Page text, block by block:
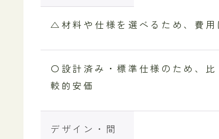
△材料や仕様を選べるため、費用
〇設計済み・標準仕様のため、比
較的安価
デザイン・間